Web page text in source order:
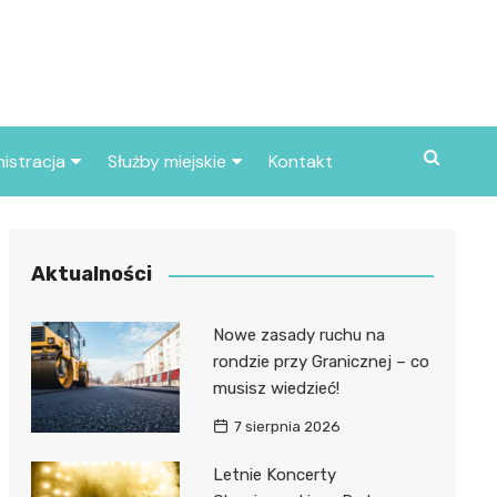
miasta
Służby miejskie
Policja
Kontakt
Aktualności
Nowe zasady ruchu na
rondzie przy Granicznej – co
musisz wiedzieć!
7 sierpnia 2026
Letnie Koncerty